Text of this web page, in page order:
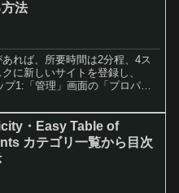
法
れば、所要時間は2分程、4ス
に新しいサイトを登録し、
1:「管理」画面の「プロパテ
種」・「レポートのタイムゾ
取得」をクリックします。ス
キングコードを取得します。ス
り付ける。
・Easy Table of
カテゴリ一覧から目次